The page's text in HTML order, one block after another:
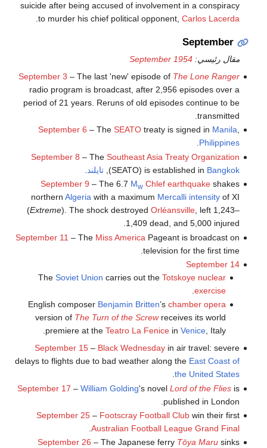
suicide after being accused of involvement in a conspiracy
to murder his chief political opponent, Carlos Lacerda
.
September
مقال رئيسي:September 1954
September 3 – The last 'new' episode of The Lone Ranger
radio program is broadcast, after 2,956 episodes over a
period of 21 years. Reruns of old episodes continue to be
transmitted.
September 6 – The SEATOtreaty is signed in Manila,
Philippines
.
September 8 – The Southeast Asia Treaty Organization
(SEATO) is established in Bangkok
,تايلند
September 9 – The 6.7 Mw Chlef earthquakeshakes
northern Algeria with a maximum Mercalli intensityof XI
(Extreme). The shock destroyed Orléansville, left 1,243–
1,409 dead, and 5,000 injured.
September 11 – The Miss America Pageant is broadcast on
television for the first time.
September 14
TheSoviet Union carries out theTotskoye nuclear
exercise
.
English composer Benjamin Britten’schamber opera
version of The Turn of the Screwreceives its world
premiere at theTeatro La Fenice inVenice, Italy.
September 15– Black Wednesdayin air travel: severe
delays to flights due to bad weather along the East Coast of
the United States
.
September 17 – William Golding's novel Lord of the Fliesis
published in London.
September 25– Footscray Football Clubwin their first
Australian Football League Grand Final
September 26 – The Japanese ferry Tōya Marusinks